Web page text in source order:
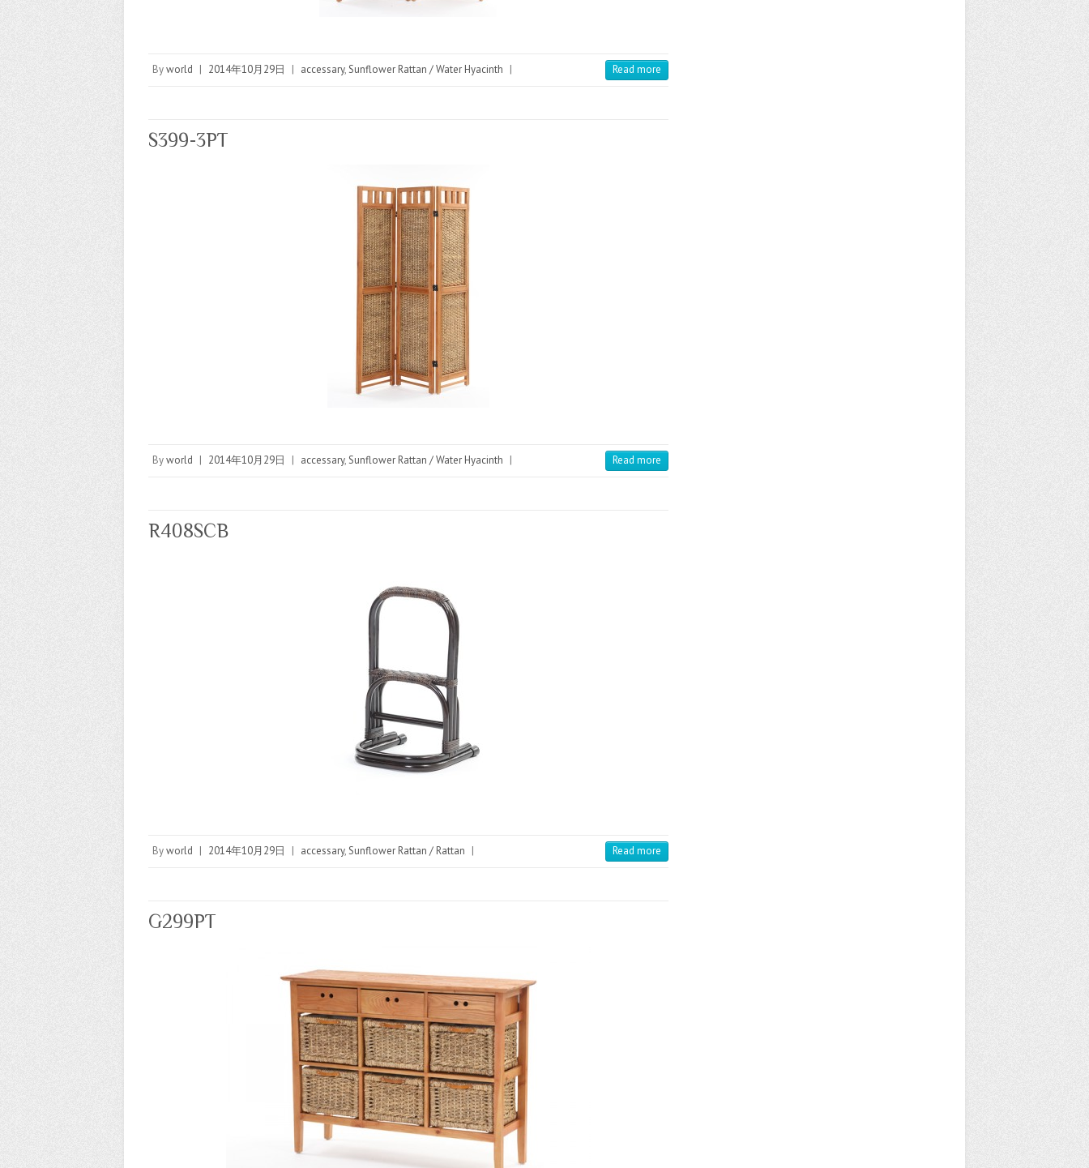
Byworld | 2014年10月29日 | accessary,Sunflower Rattan / Water Hyacinth | Read more
S399-3PT
Byworld | 2014年10月29日 | accessary,Sunflower Rattan / Water Hyacinth | Read more
R408SCB
Byworld | 2014年10月29日 | accessary,Sunflower Rattan / Rattan | Read more
G299PT